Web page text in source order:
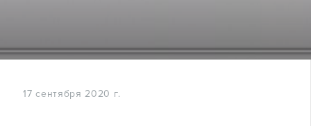
17 сентября 2020 г.